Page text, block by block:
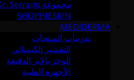
مجموعة Dr. Serrano
SHOPHIESKIN
MEDIDERMA
تدريبات المنتجات
التقشير الكيميائي
الوخز بالإبر الدقيقة
الأجهزة الطبية